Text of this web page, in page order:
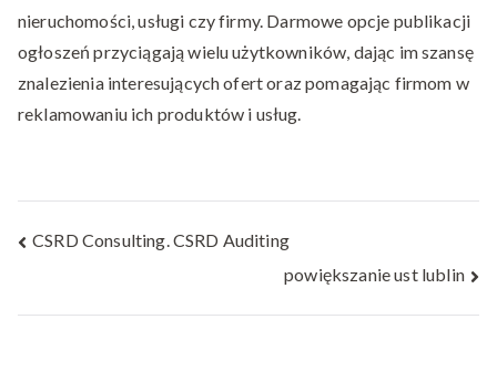
nieruchomości, usługi czy firmy. Darmowe opcje publikacji
ogłoszeń przyciągają wielu użytkowników, dając im szansę
znalezienia interesujących ofert oraz pomagając firmom w
reklamowaniu ich produktów i usług.
Nawigacja
CSRD Consulting. CSRD Auditing
powiększanie ust lublin